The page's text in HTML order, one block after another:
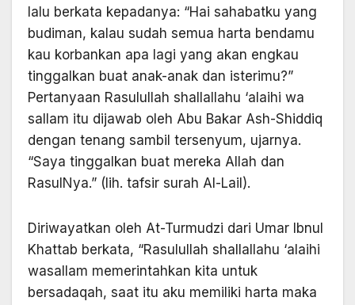
lalu berkata kepadanya: “Hai sahabatku yang
budiman, kalau sudah semua harta bendamu
kau korbankan apa lagi yang akan engkau
tinggalkan buat anak-anak dan isterimu?”
Pertanyaan Rasulullah shallallahu ‘alaihi wa
sallam itu dijawab oleh Abu Bakar Ash-Shiddiq
dengan tenang sambil tersenyum, ujarnya.
“Saya tinggalkan buat mereka Allah dan
RasulNya.” (lih. tafsir surah Al-Lail).
Diriwayatkan oleh At-Turmudzi dari Umar Ibnul
Khattab berkata, “Rasulullah shallallahu ‘alaihi
wasallam memerintahkan kita untuk
bersadaqah, saat itu aku memiliki harta maka